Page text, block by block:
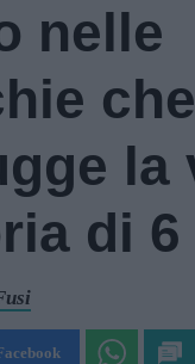
nelle
che
la
di 6